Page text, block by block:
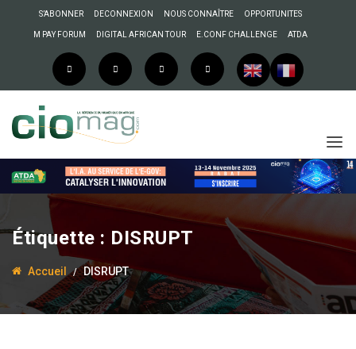
S’ABONNER DECONNEXION NOUS CONNAÎTRE OPPORTUNITES
M PAY FORUM DIGITAL AFRICAN TOUR E.CONF CHALLENGE ATDA
Étiquette : DISRUPT
Accueil DISRUPT